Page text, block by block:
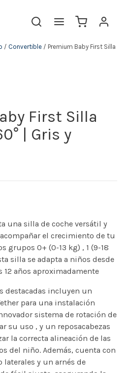
/ Convertible / Premium Baby First Silla
First Silla
| Gris y
una silla de coche versátil y
el crecimiento de tu
grupos 0+ (0-13 kg) , 1 (9-18
silla se adapta a niños desde
años aproximadamente
destacadas incluyen un
para una instalación
sistema de rotación de
su uso , y un reposacabezas
la correcta alineación de las
del niño.Además, cuenta con
lateralesy un arnés de